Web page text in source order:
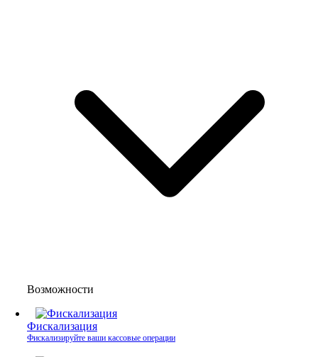
Возможности
Фискализация
Фискализируйте ваши кассовые операции